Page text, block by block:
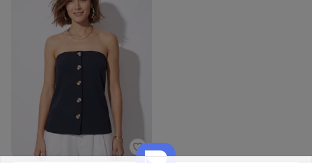
Quintess - Blusa Preto em